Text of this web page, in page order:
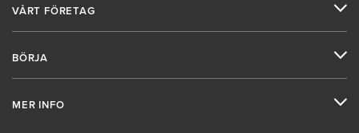
VÅRT FÖRETAG
BÖRJA
MER INFO